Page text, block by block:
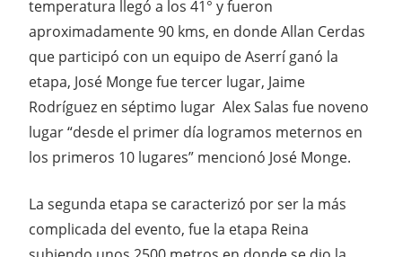
temperatura llegó a los 41° y fueron
aproximadamente 90 kms, en donde Allan Cerdas
que participó con un equipo de Aserrí ganó la
etapa, José Monge fue tercer lugar, Jaime
Rodríguez en séptimo lugar Alex Salas fue noveno
lugar “desde el primer día logramos meternos en
los primeros 10 lugares” mencionó José Monge.
La segunda etapa se caracterizó por ser la más
complicada del evento, fue la etapa Reina